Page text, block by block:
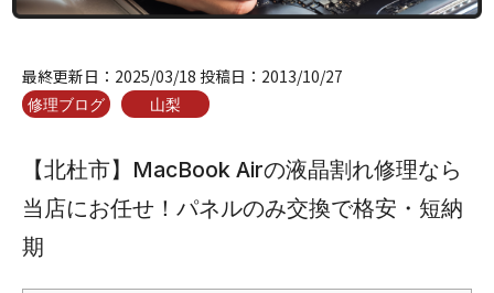
最終更新日： 2025/03/18 投稿日： 2013/10/27
修理ブログ 山梨
【北杜市】MacBook Airの液晶割れ修理なら
当店にお任せ！パネルのみ交換で格安・短納
期